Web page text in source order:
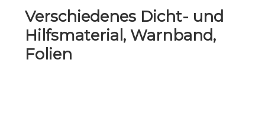
Verschiedenes Dicht- und
Hilfsmaterial, Warnband,
Folien